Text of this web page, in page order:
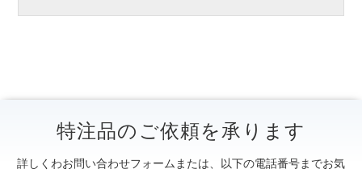
特注品のご依頼を承ります
詳しくわお問い合わせフォームまたは、以下の電話番号までお気